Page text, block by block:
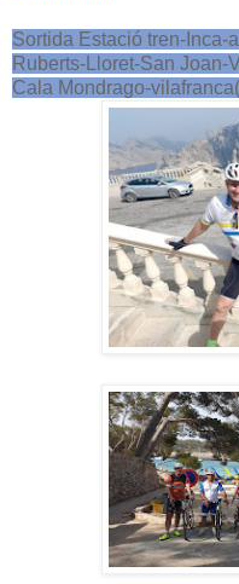
Sortida Estació tren-Inca-
Ruberts-Lloret-San
Cala Mondrago-